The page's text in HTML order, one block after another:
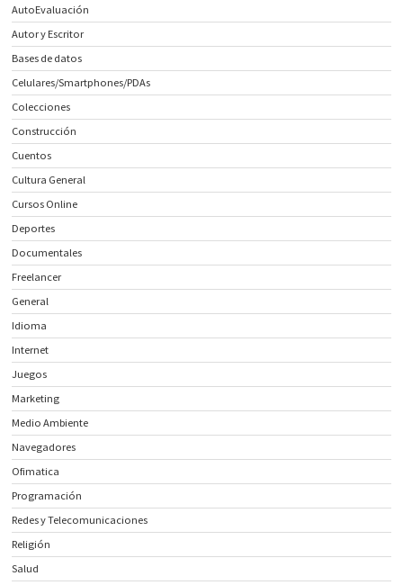
AutoEvaluación
Autor y Escritor
Bases de datos
Celulares/Smartphones/PDAs
Colecciones
Construcción
Cuentos
Cultura General
Cursos Online
Deportes
Documentales
Freelancer
General
Idioma
Internet
Juegos
Marketing
Medio Ambiente
Navegadores
Ofimatica
Programación
Redes y Telecomunicaciones
Religión
Salud